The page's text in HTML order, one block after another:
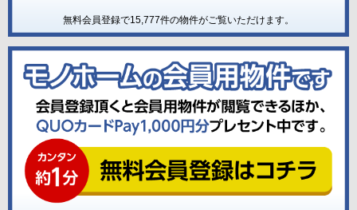
無料会員登録で15,777件の物件がご覧いただけます。